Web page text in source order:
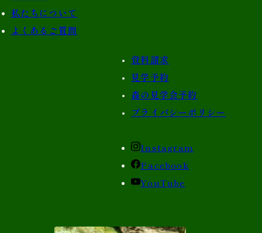
私たちについて
よくあるご質問
資料請求
見学予約
森の見学会予約
プライバシーポリシー
Instagram
Facebook
YouTube